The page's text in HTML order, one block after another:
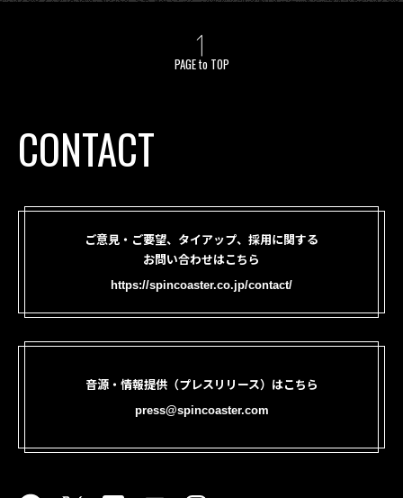
PAGE to TOP
CONTACT
ご意見・ご要望、タイアップ、採用に関する
お問い合わせはこちら
https://spincoaster.co.jp/contact/
音源・情報提供（プレスリリース）はこちら
press@spincoaster.com